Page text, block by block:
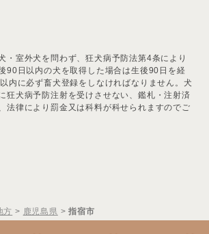
・室外犬を問わず、狂犬病予防法第4条により
90日以内の犬を取得した場合は生後90日を経
内に必ず畜犬登録をしなければなりません。犬
狂犬病予防注射を受けさせない、鑑札・注射済
法律により罰金又は科料が科せられますのでご
方 > 鹿児島県 >指宿市